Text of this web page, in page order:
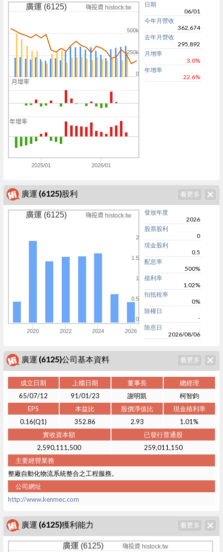
月增率
年增率
廣運 (6125) 嗨投資 histock.tw
2025/01 2026/01
0
250k
500k
日期
06/01
今年月營收
362,674
去年月營收
295,892
月增率
3.0%
年增率
22.6%
廣運 (6125)股利
廣運 (6125) 嗨投資 histock.tw
2020 2022 2024 2026
0
0.5
1
1.5
2
發放年度
2026
股票股利
0
現金股利
0.5
配息率
500%
殖利率
1.02%
扣抵稅率
0%
除權日
-
除息日
2026/08/06
廣運 (6125)公司基本資料
成立日期 上櫃日期 董事長
總經理
65/07/12
91/01/23 謝明凱
柯智鈞
EPS
本益比 股價淨值比
現金殖利率
0.16(Q1)
352.86 2.93
1.01%
實收資本額
已發行普通股
2,590,111,500
259,011,150
主要經營業務
整廠自動化物流系統整合之工程服務。
公司網址
http://www.kenmec.com
廣運 (6125)獲利能力
廣運 (6125) 嗨投資 histock.tw